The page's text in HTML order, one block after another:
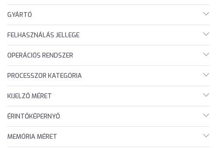
GYÁRTÓ
FELHASZNÁLÁS JELLEGE
OPERÁCIÓS RENDSZER
PROCESSZOR KATEGÓRIA
KIJELZŐ MÉRET
ÉRINTŐKÉPERNYŐ
MEMÓRIA MÉRET